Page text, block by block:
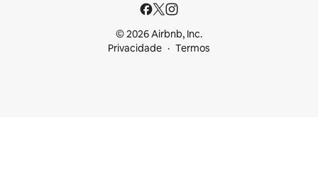
© 2026 Airbnb, Inc.
Privacidade
Termos